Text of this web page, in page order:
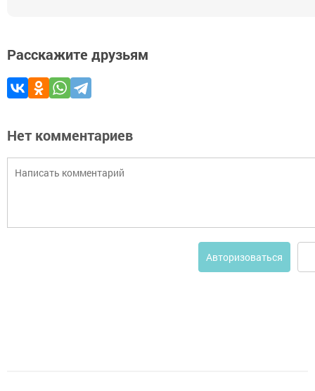
Расскажите друзьям
Нет комментариев
Авторизоваться